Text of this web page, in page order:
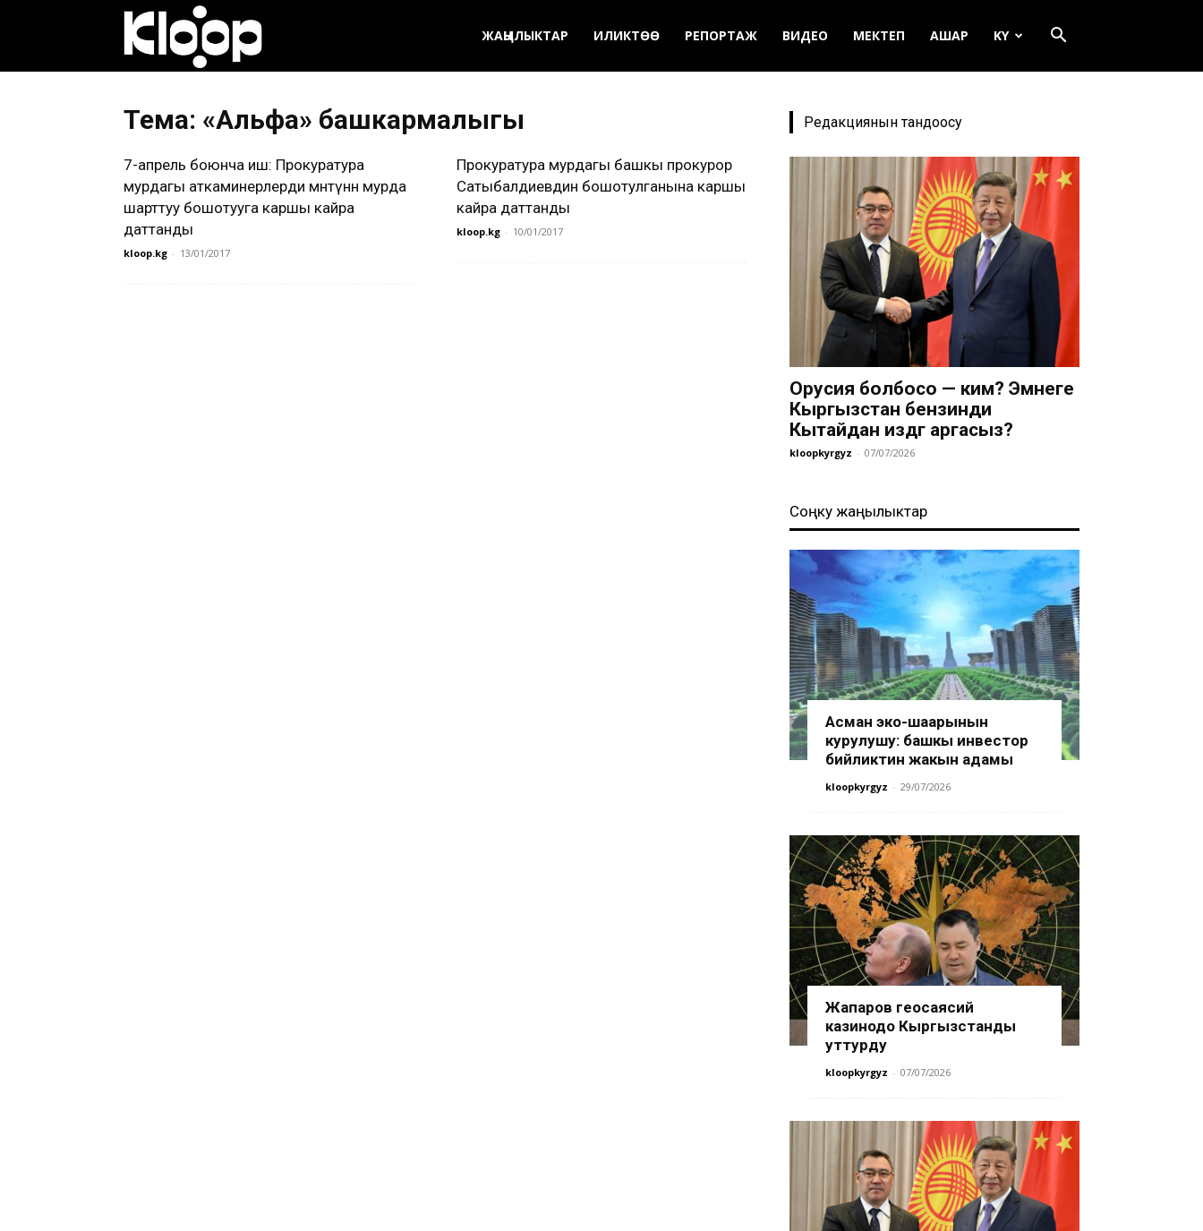
кыргызча
ЖАҢЫЛЫКТАР ИЛИКТӨӨ РЕПОРТАЖ ВИДЕО МЕКТЕП АШАР KY
Тема: «Альфа» башкармалыгы
7-апрель боюнча иш: Прокуратура
мурдагы аткаминерлерди мөөнөтүнөн мурда
шарттуу бошотууга каршы кайра
даттанды
kloop.kg - 13/01/2017
Прокуратура мурдагы башкы прокурор
Сатыбалдиевдин бошотулганына каршы
кайра даттанды
kloop.kg - 10/01/2017
Редакциянын тандоосу
Орусия болбосо — ким? Эмнеге
Кыргызстан бензинди
Кытайдан издөөгө аргасыз?
kloopkyrgyz - 07/07/2026
Соңку жаңылыктар
Асман эко-шаарынын
курулушу: башкы инвестор
бийликтин жакын адамы
kloopkyrgyz - 29/07/2026
Жапаров геосаясий
казинодо Кыргызстанды
уттурду
kloopkyrgyz - 07/07/2026